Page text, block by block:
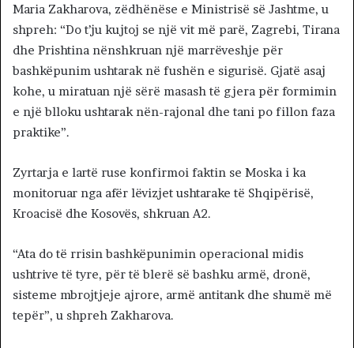
Maria Zakharova, zëdhënëse e Ministrisë së Jashtme, u
shpreh: “Do t’ju kujtoj se një vit më parë, Zagrebi, Tirana
dhe Prishtina nënshkruan një marrëveshje për
bashkëpunim ushtarak në fushën e sigurisë. Gjatë asaj
kohe, u miratuan një sërë masash të gjera për formimin
e një blloku ushtarak nën-rajonal dhe tani po fillon faza
praktike”.
Zyrtarja e lartë ruse konfirmoi faktin se Moska i ka
monitoruar nga afër lëvizjet ushtarake të Shqipërisë,
Kroacisë dhe Kosovës, shkruan A2.
“Ata do të rrisin bashkëpunimin operacional midis
ushtrive të tyre, për të blerë së bashku armë, dronë,
sisteme mbrojtjeje ajrore, armë antitank dhe shumë më
tepër”, u shpreh Zakharova.